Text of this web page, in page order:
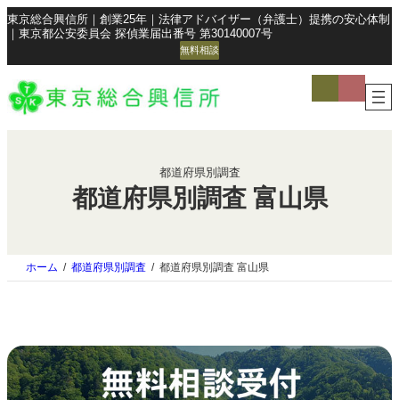
東京総合興信所｜創業25年｜法律アドバイザー（弁護士）提携の安心体制
｜東京都公安委員会 探偵業届出番号 第30140007号
無料相談
コ
コ
都道府県別調査
都道府県別調査 富山県
ホーム 都道府県別調査 都道府県別調査 富山県